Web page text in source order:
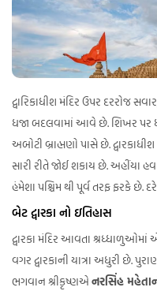
દ્વારિકાધીશ મંદિર ઉપર દરરોજ
ધજા બદલવામાં આવે છે. શિખર પર
અબોટી બ્રાહ્મણો પાસે છે.
સારી રીતે જોઈ શકાય છે. અહીંયા
હંમેશા પશ્ચિમ થી પૂર્વ તરફ ફરકે
બેટ દ્વારકા નો ઇતિહાસ
દ્વારકા મંદિર આવતા શ્રધ્ધાળુઓમાં
વગર દ્વારકાની યાત્રા અધુરી છે.
ભગવાન શ્રીકૃષ્ણએનરસિંહ